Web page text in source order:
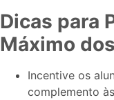
Dicas para
Máximo
Incentive os
complemento